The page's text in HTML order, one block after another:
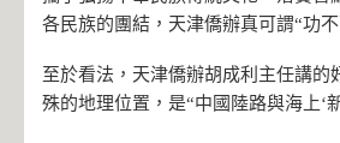
各民族的團結，天津僑辦真可謂“功不
至於看法，天津僑辦胡成利主任講
殊的地理位置，是“中國陸路與海上